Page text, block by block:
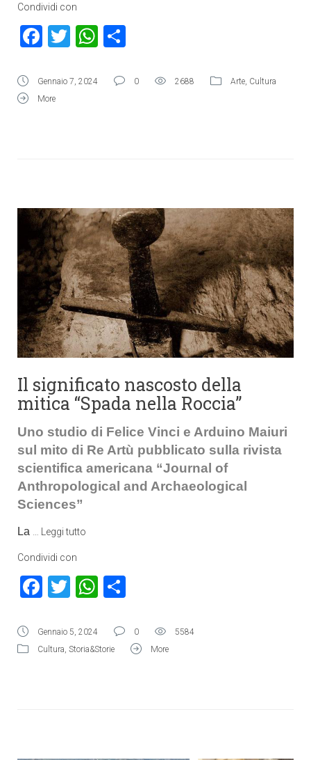
Condividi con
Facebook
TwitterWhatsApp
Gennaio 7, 2024 0 2688 Arte, Cultura
More
Il significato nascosto della
mitica “Spada nella Roccia”
Uno studio di Felice Vinci e Arduino Maiuri
sul mito di Re Artù pubblicato sulla rivista
scientifica americana “Journal of
Anthropological and Archaeological
Sciences”
La Leggi tutto
Condividi con
Facebook
TwitterWhatsApp
Gennaio 5, 2024 0
5584
Cultura, Storia&Storie More